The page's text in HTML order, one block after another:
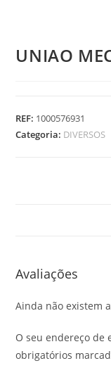
UNIAO
REF: 1000576931
Categoria: DIVERSOS
Avaliações
Ainda não existem
O seu endereço de
obrigatórios